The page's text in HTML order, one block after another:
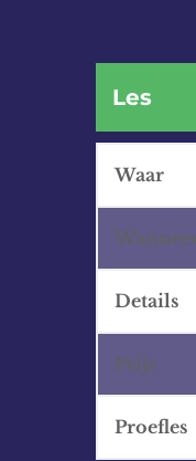
Les
Waar
Details
Prijs
Proefles